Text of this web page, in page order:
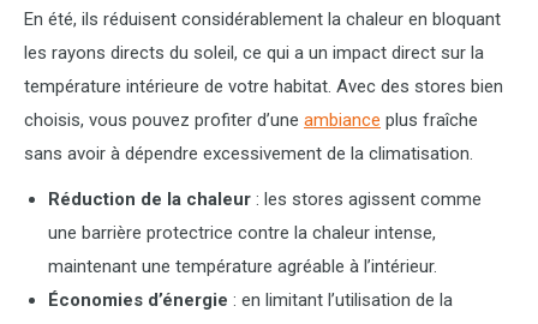
En été, ils réduisent considérablement la chaleur en bloquant
les rayons directs du soleil, ce qui a un impact direct sur la
température intérieure de votre habitat. Avec des stores bien
choisis, vous pouvez profiter d’une ambiance plus fraîche
sans avoir à dépendre excessivement de la climatisation.
Réduction de la chaleur : les stores agissent comme
une barrière protectrice contre la chaleur intense,
maintenant une température agréable à l’intérieur.
Économies d’énergie : en limitant l’utilisation de la